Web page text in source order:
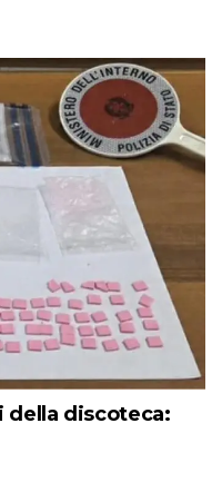
della discoteca: